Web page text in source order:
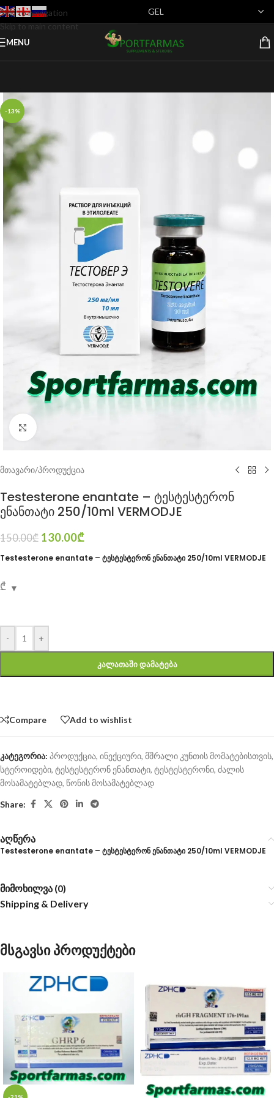
Skip to navigation
Skip to main content
MENU
-13%
მთავარი/პროდუქცია
Testesterone enantate – ტესტესტერონ
ენანთატი 250/10ml VERMODJE
150.00₾ 130.00₾
Testesterone enantate – ტესტესტერონ ენანთატი 250/10ml VERMODJE
₾
- +
ᲙᲐᲚᲐᲗᲐᲨᲘ ᲓᲐᲛᲐᲢᲔᲑᲐ
Compare Add to wishlist
კატეგორია: პროდუქცია, ინექციური, მშრალი კუნთის მომატებისთვის,
სტეროიდები, ტესტესტერონ ენანთატი, ტესტესტერონი, ძალის
მოსამატებლად, წონის მოსამატებლად
Share:
აღწერა
Testesterone enantate – ტესტესტერონ ენანთატი 250/10ml VERMODJE
მიმოხილვა (0)
Shipping & Delivery
მსგავსი პროდუქტები